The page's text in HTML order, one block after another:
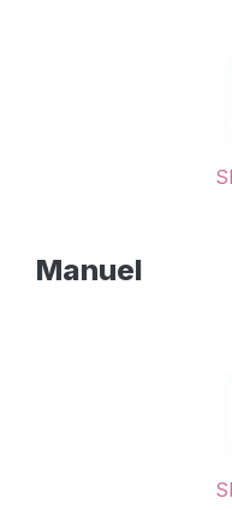
Manuel